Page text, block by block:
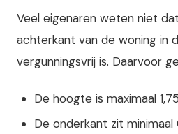
Veel eigenaren weten niet
achterkant van de woning in
vergunningsvrij is. Daarvoor
De hoogte is maximaal
De onderkant zit